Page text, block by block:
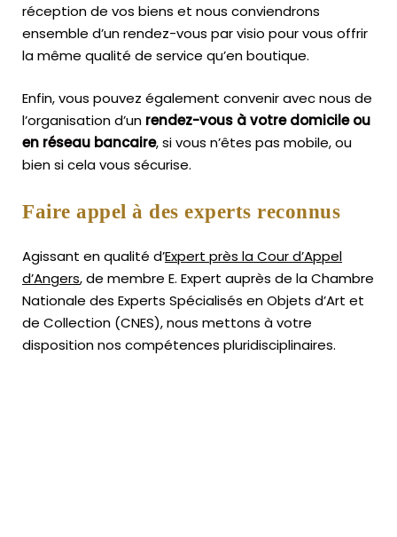
réception de vos biens et nous conviendrons
ensemble d’un rendez-vous par visio pour vous offrir
la même qualité de service qu’en boutique.
Enfin, vous pouvez également convenir avec nous de
l’organisation d’un rendez-vous à votre domicile ou
en réseau bancaire, si vous n’êtes pas mobile, ou
bien si cela vous sécurise.
Faire appel à des experts reconnus
Agissant en qualité d’Expert près la Cour d’Appel
d’Angers, de membre E. Expert auprès de laChambre
Nationale des Experts Spécialisés en Objets d’Art et
de Collection (CNES),nous mettons à votre
disposition nos compétences pluridisciplinaires.